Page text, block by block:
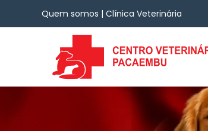
Quem somos | Clínica Veterinária